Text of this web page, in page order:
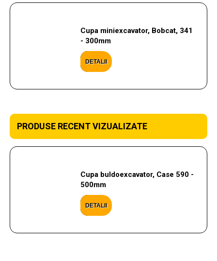
Cupa miniexcavator, Bobcat, 341
- 300mm
DETALII
PRODUSE RECENT VIZUALIZATE
Cupa buldoexcavator, Case 590 -
500mm
DETALII